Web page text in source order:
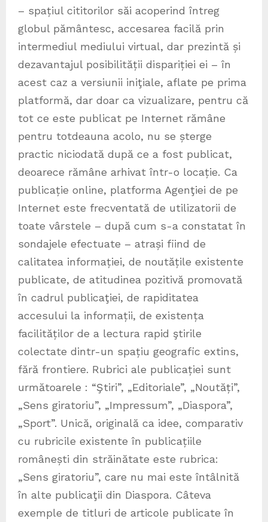
– spațiul cititorilor săi acoperind întreg
globul pământesc, accesarea facilă prin
intermediul mediului virtual, dar prezintă și
dezavantajul posibilității dispariției ei – în
acest caz a versiunii iniţiale, aflate pe prima
platformă, dar doar ca vizualizare, pentru că
tot ce este publicat pe Internet rămâne
pentru totdeauna acolo, nu se șterge
practic niciodată după ce a fost publicat,
deoarece rămâne arhivat într-o locație. Ca
publicație online, platforma Agenţiei de pe
Internet este frecventată de utilizatorii de
toate vârstele – după cum s-a constatat în
sondajele efectuate – atrași fiind de
calitatea informației, de noutățile existente
publicate, de atitudinea pozitivă promovată
în cadrul publicaţiei, de rapiditatea
accesului la informații, de existența
facilităților de a lectura rapid ştirile
colectate dintr-un spațiu geografic extins,
fără frontiere. Rubrici ale publicației sunt
următoarele : “Ştiri”, „Editoriale”, „Noutăți”,
„Sens giratoriu”, „Impressum”, „Diaspora”,
„Sport”. Unică, originală ca idee, comparativ
cu rubricile existente în publicațiile
românești din străinătate este rubrica:
„Sens giratoriu”, care nu mai este întâlnită
în alte publicaţii din Diaspora. Câteva
exemple de titluri de articole publicate în